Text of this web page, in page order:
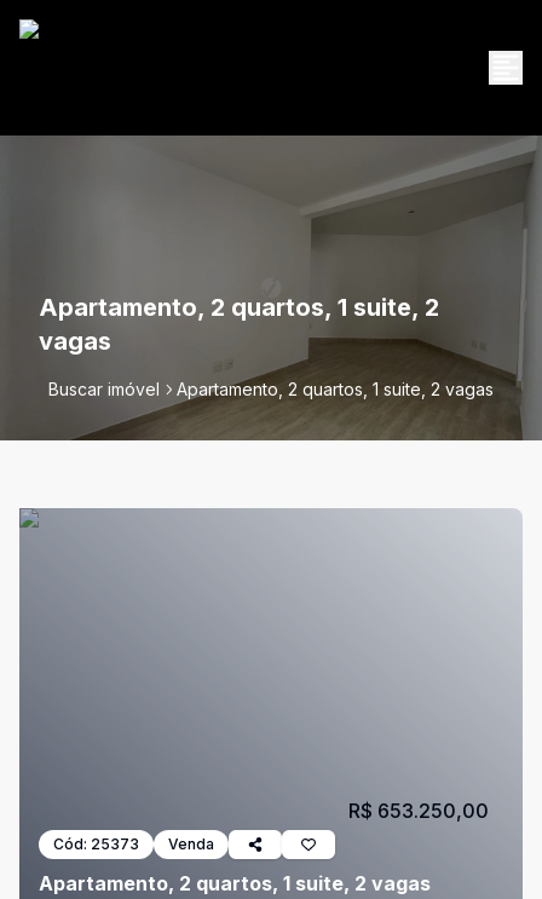
Apartamento, 2 quartos, 1 suite, 2
vagas
Buscar imóvel Apartamento, 2 quartos, 1 suite, 2 vagas
Cód: 25373 Venda
Apartamento, 2 quartos, 1 suite, 2 vagas
R$ 653.250,00